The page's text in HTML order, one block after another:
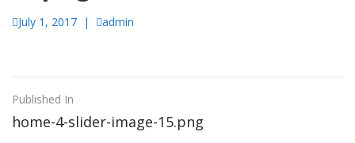
July 1, 2017 | admin
Post
navigation
Published In
home-4-slider-image-15.png